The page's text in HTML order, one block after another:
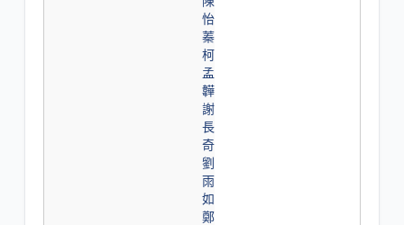
怡
蓁
柯
孟
韡
謝
長
奇
劉
雨
如
鄭